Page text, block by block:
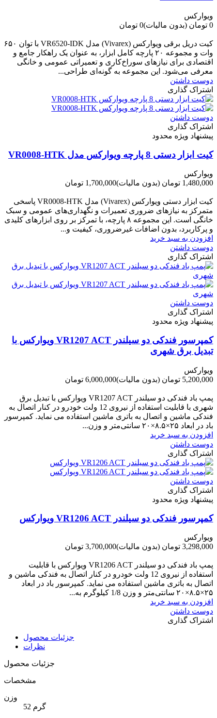
ویوارکس
0 تومان
(بدون مالیات)0 تومان
کیت دریل برقی ویوارکس (Vivarex) مدل VR6520-IDK با توان ۶۵۰
وات و مجموعه ۲۰ پارچه کامل ابزار، به عنوان یک راهکار جامع و
اقتصادی برای نیازهای سوراخ‌کاری و تعمیراتی عمومی و خانگی
معرفی می‌شود. این مجموعه به گونه‌ای طراحی...
دوست داشتن
اشتراک گذاری
دوست داشتن
اشتراک گذاری
پیشنهاد ویژه محدود
کیت ابزار دستی 8 پارچه ویوارکس مدل VR0008-HTK
ویوارکس
1,480,000 تومان
(بدون مالیات)1,700,000 تومان
کیت ابزار دستی ویوارکس (Vivarex) مدل VR0008-HTK پاسخی
متمرکز به نیازهای ضروری تعمیرات و نگهداری‌های عمومی و سبک
خانگی است. این مجموعه ۸ پارچه، با تمرکز بر روی ابزارهای کلیدی
و پرکاربرد، بدون اضافات غیرضروری، کیفیت و...
افزودن به سبد خرید
دوست داشتن
اشتراک گذاری
دوست داشتن
اشتراک گذاری
پیشنهاد ویژه محدود
کمپرسور فندکی دو سیلندر VR1207 ACT ویوارکس با
تبدیل برق شهری
ویوارکس
5,200,000 تومان
(بدون مالیات)6,000,000 تومان
پمپ باد فندکی دو سیلندر VR1207 ACT ویوارکس با تبدیل برق
شهری با قابلیت استفاده از نیروی 12 ولت خودرو در کنار اتصال به
فندکی ماشین و اتصال به باتری ماشین استفاده می نماید. کمپرسور
باد در ابعاد ۲۵×۸.۵×۲۰ سانتی‌متر و وزن...
افزودن به سبد خرید
دوست داشتن
اشتراک گذاری
دوست داشتن
اشتراک گذاری
پیشنهاد ویژه محدود
کمپرسور فندکی دو سیلندر VR1206 ACT ویوارکس
ویوارکس
3,298,000 تومان
(بدون مالیات)3,700,000 تومان
پمپ باد فندکی دو سیلندر VR1206 ACT ویوارکس با قابلیت
استفاده از نیروی 12 ولت خودرو در کنار اتصال به فندکی ماشین و
اتصال به باتری ماشین استفاده می نماید. کمپرسور باد در ابعاد
۲۵×۸.۵×۲۰ سانتی‌متر و وزن 1/8 کیلوگرم به...
افزودن به سبد خرید
دوست داشتن
اشتراک گذاری
جزئیات محصول
نظرات
جزئیات محصول
مشخصات
وزن
52 گرم